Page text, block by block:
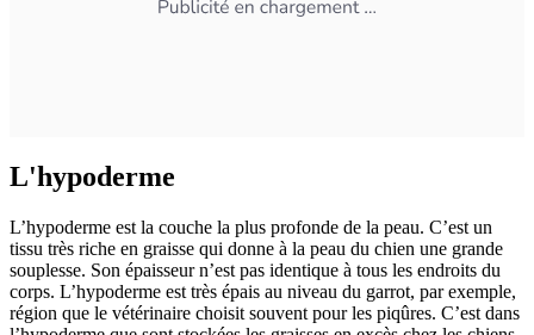
L'hypoderme
L’hypoderme est la couche la plus profonde de la peau. C’est un
tissu très riche en graisse qui donne à la peau du chien une grande
souplesse. Son épaisseur n’est pas identique à tous les endroits du
corps. L’hypoderme est très épais au niveau du garrot, par exemple,
région que le vétérinaire choisit souvent pour les piqûres. C’est dans